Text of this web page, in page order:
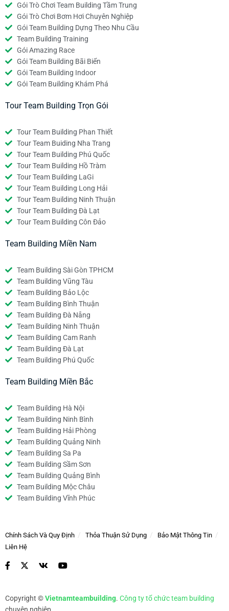
Gói Trò Chơi Team Building Tầm Trung
Gói Trò Chơi Bơm Hơi Chuyên Nghiệp
Gói Team Building Dựng Theo Nhu Cầu
Team Building Training
Gói Amazing Race
Gói Team Building Bãi Biển
Gói Team Building Indoor
Gói Team Building Khám Phá
Tour Team Building Trọn Gói
Tour Team Building Phan Thiết
Tour Team Buiding Nha Trang
Tour Team Building Phú Quốc
Tour Team Building Hồ Tràm
Tour Team Building LaGi
Tour Team Building Long Hải
Tour Team Building Ninh Thuận
Tour Team Building Đà Lạt
Tour Team Building Côn Đảo
Team Building Miền Nam
Team Building Sài Gòn TPHCM
Team Building Vũng Tàu
Team Building Bảo Lộc
Team Building Bình Thuận
Team Building Đà Nẵng
Team Building Ninh Thuận
Team Building Cam Ranh
Team Building Đà Lạt
Team Building Phú Quốc
Team Building Miền Bắc
Team Building Hà Nội
Team Building Ninh Bình
Team Building Hải Phòng
Team Building Quảng Ninh
Team Building Sa Pa
Team Building Sầm Sơn
Team Building Quảng Bình
Team Building Mộc Châu
Team Building Vĩnh Phúc
Chính Sách Và Quy Định Thỏa Thuận Sử Dụng
Bảo Mật Thông Tin
Liên Hệ
Copyright ©Vietnamteambuilding. Công ty tổ chức team building